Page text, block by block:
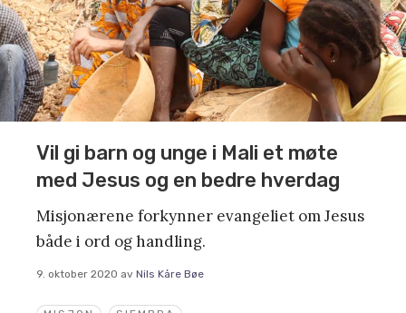
Vil gi barn og unge i Mali et møte
med Jesus og en bedre hverdag
Misjonærene forkynner evangeliet om Jesus
både i ord og handling.
9. oktober 2020 av Nils Kåre Bøe